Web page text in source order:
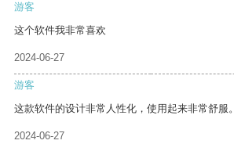
游客
这个软件我非常喜欢
2024-06-27
游客
这款软件的设计非常人性化，使用起来非常舒服。
2024-06-27